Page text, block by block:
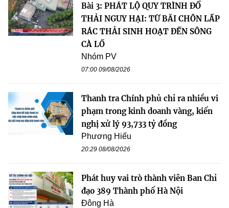
Bài 3: PHÁT LỘ QUY TRÌNH ĐỔ
THẢI NGUY HẠI: TỪ BÃI CHÔN LẤP
RÁC THẢI SINH HOẠT ĐẾN SÔNG
CÀ LỒ
Nhóm PV
07:00 09/08/2026
Thanh tra Chính phủ chỉ ra nhiều vi
phạm trong kinh doanh vàng, kiến
nghị xử lý 93,733 tỷ đồng
Phương Hiếu
20:29 08/08/2026
Phát huy vai trò thành viên Ban Chỉ
đạo 389 Thành phố Hà Nội
Đông Hà